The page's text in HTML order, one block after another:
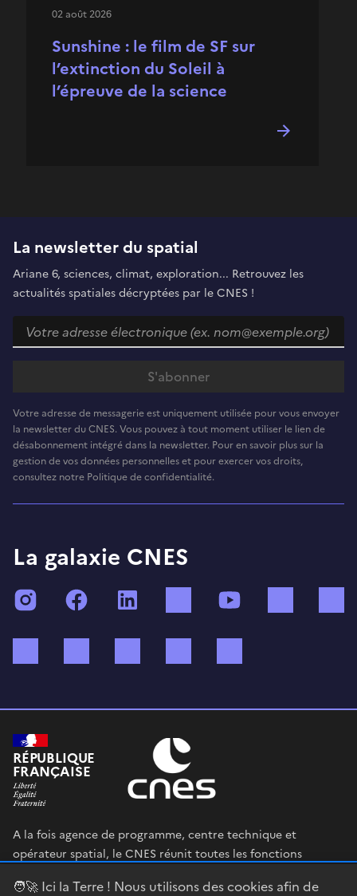
🧑‍🚀 Ici la Terre ! Nous utilisons des cookies afin de
Sunshine : le film de SF sur
l’extinction du Soleil à
l’épreuve de la science
02 août 2026
La newsletter du spatial
Ariane 6, sciences, climat, exploration... Retrouvez les
actualités spatiales décryptées par le CNES !
Votre adresse de messagerie est uniquement utilisée pour vous envoyer
la newsletter du CNES. Vous pouvez à tout moment utiliser le lien de
désabonnement intégré dans la newsletter. Pour en savoir plus sur la
gestion de vos données personnelles et pour exercer vos droits,
consultez notre Politique de confidentialité.
La galaxie CNES
InstagramFacebook TikTok
RÉPUBLIQUE
FRANÇAISE
A la fois agence de programme, centre technique et
opérateur spatial, le CNES réunit toutes les fonctions
en œuvre sa stratégie spatiale.